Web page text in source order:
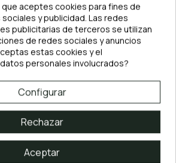
la belleza de tu proyecto de aquascaping.
aceptes cookies para fines de
y publicidad. Las redes
publicitarias de terceros se utilizan
de redes sociales y anuncios
estas cookies y el
personales involucrados?
Configurar
Rechazar
Aceptar